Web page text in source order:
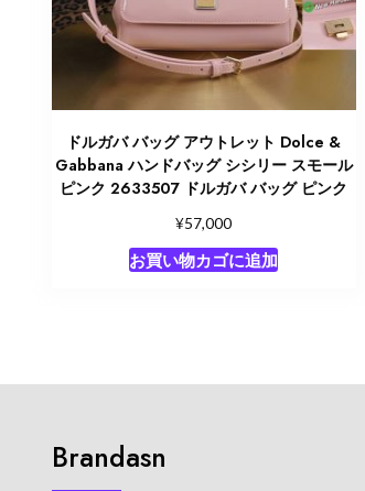
ドルガバ バッグ アウトレット Dolce &
Gabbana ハンドバッグ シシリー スモール
ピンク 2633507 ドルガバ バッグ ピンク
¥57,000
お買い物カゴに追加
Brandasn